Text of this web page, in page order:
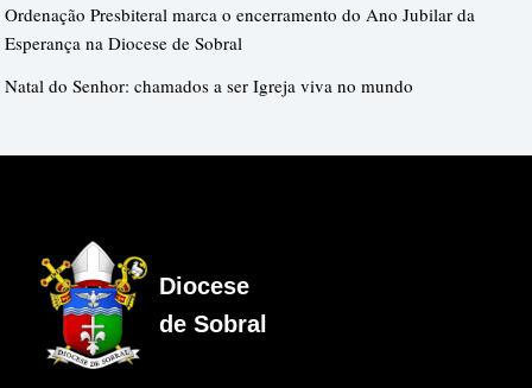
Ordenação Presbiteral marca o encerramento do Ano Jubilar da
Esperança na Diocese de Sobral
Natal do Senhor: chamados a ser Igreja viva no mundo
Diocese
de Sobral